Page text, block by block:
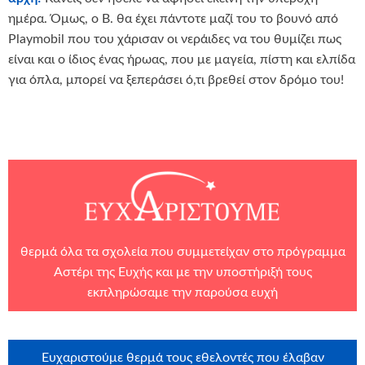
ημέρα. Όμως, ο Β. θα έχει πάντοτε μαζί του το βουνό από
Playmobil που του χάρισαν οι νεράιδες να του θυμίζει πως
είναι και ο ίδιος ένας ήρωας, που με μαγεία, πίστη και ελπίδα
για όπλα, μπορεί να ξεπεράσει ό,τι βρεθεί στον δρόμο του!
θερμά όλα τα σχολεία που συμμετείχαν στο πρόγραμμα
Αστέρι της Ευχής και με την υποστήριξή τους
εκπληρώσαμε την παρούσα ευχή
Ευχαριστούμε θερμά τους εθελοντές που έλαβαν